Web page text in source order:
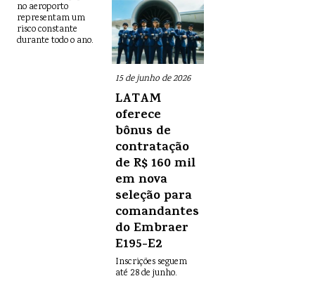
no aeroporto
representam um
risco constante
durante todo o ano.
15 de junho de 2026
LATAM
oferece
bônus de
contratação
de R$ 160 mil
em nova
seleção para
comandantes
do Embraer
E195-E2
Inscrições seguem
até 28 de junho.